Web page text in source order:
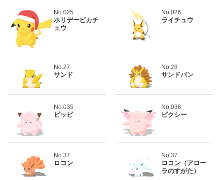
No.025
ホリデーピカチ
ュウ
No.026
ライチュウ
No.27
サンド
No.28
サンドパン
No.035
ピッピ
No.036
ピクシー
No.37
ロコン
No.37
ロコン（アロー
ラのすがた）